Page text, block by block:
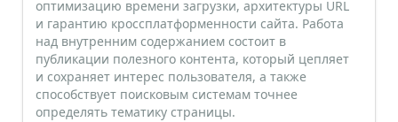
оптимизацию времени загрузки, архитектуры URL
и гарантию кроссплатформенности сайта. Работа
над внутренним содержанием состоит в
публикации полезного контента, который цепляет
и сохраняет интерес пользователя, а также
способствует поисковым системам точнее
определять тематику страницы.